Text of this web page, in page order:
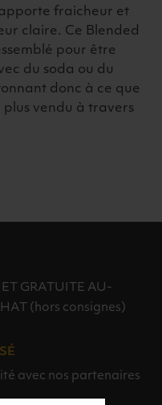
fraicheur et
claire. Ce Blended
pour être
du soda ou du
donc à ce que
plus vendu à travers
GRATUITE AU-
(hors consignes)
avec nos partenaires